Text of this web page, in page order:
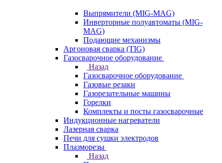
Выпрямители (MIG-MAG)
Инверторные полуавтоматы (MIG-
MAG)
Подающие механизмы
Аргоновая сварка (TIG)
Газосварочное оборудование
Назад
Газосварочное оборудование
Газовые резаки
Газорезательные машины
Горелки
Комплекты и посты газосварочные
Индукционные нагреватели
Лазерная сварка
Печи для сушки электродов
Плазморезы
Назад